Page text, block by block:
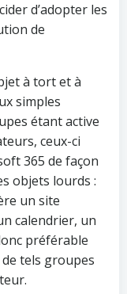
d’adopter les
de
à tort et à
simples
étant active
ceux-ci
365 de façon
objets lourds :
un site
calendrier, un
préférable
tels groupes